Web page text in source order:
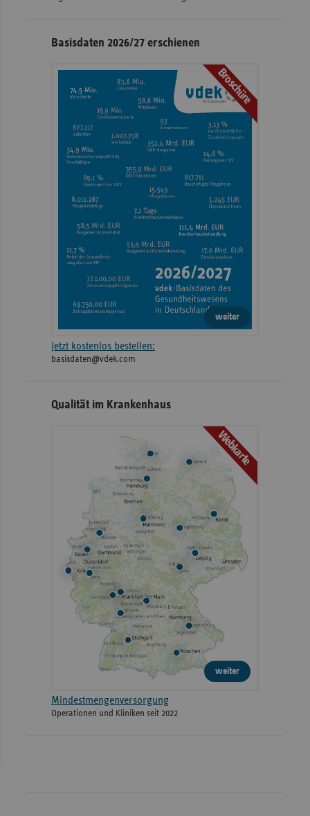
Basisdaten 2026/27 erschienen
Broschüre
weiter
Jetzt kostenlos bestellen:
basisdaten@vdek.com
Qualität im Krankenhaus
Webkarte
weiter
Mindestmengenversorgung
Operationen und Kliniken seit 2022